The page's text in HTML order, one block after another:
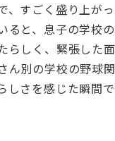
すごく盛り上がっ
ると、息子の学校
しく、緊張した
ん別の学校の野球
さを感じた瞬間で